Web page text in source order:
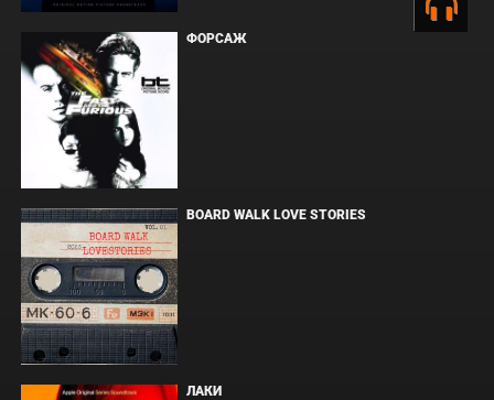
ФОРСАЖ
BOARD WALK LOVE STORIES
ЛАКИ